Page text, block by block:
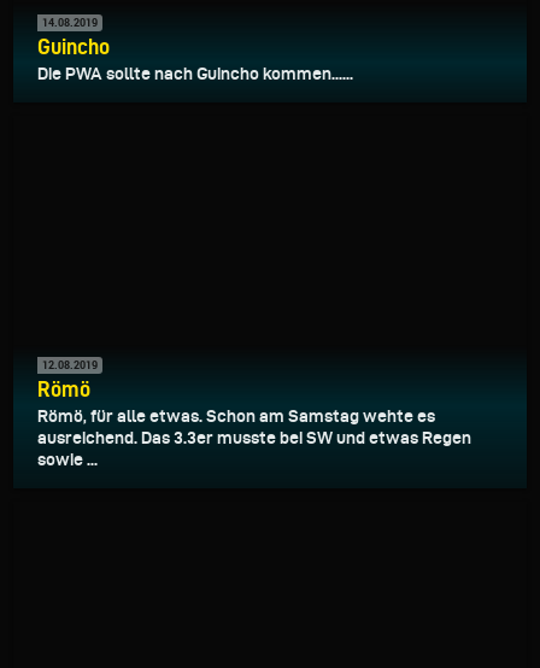
14.08.2019
Guincho
Die PWA sollte nach Guincho kommen......
12.08.2019
Römö
Römö, für alle etwas. Schon am Samstag wehte es
ausreichend. Das 3.3er musste bei SW und etwas Regen
sowie ...